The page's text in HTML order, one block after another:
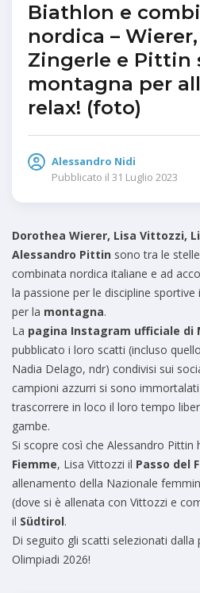
Biathlon e
nordica –
Zingerle e Pittin
montagna per
relax! (foto)
Alessandro Nidi
Pubblicato il 31 Luglio 2023
Dorothea Wierer, Lisa Vittozzi,
Alessandro Pittin sono tra le
combinata nordica italiane e ad
la passione per le discipline sportive
per la montagna.
La pagina Instagram ufficiale di
pubblicato i loro scatti (incluso
Nadia Delago, ndr) condivisi sui
campioni azzurri si sono
trascorrere in loco il loro tempo
gambe.
Si scopre così che Alessandro Pittin
Fiemme, Lisa Vittozzi il Passo del
allenamento della Nazionale
(dove si è allenata con Vittozzi e
il Südtirol.
Di seguito gli scatti selezionati
Olimpiadi 2026!